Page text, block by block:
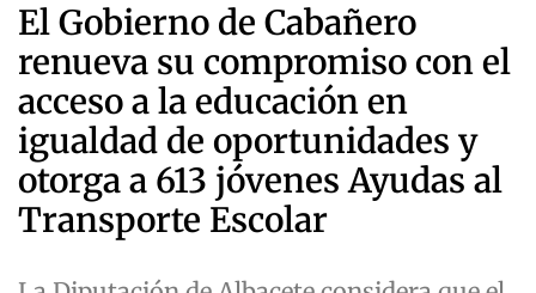
El Gobierno de Cabañero
renueva su compromiso con el
acceso a la educación en
igualdad de oportunidades y
otorga a 613 jóvenes Ayudas al
Transporte Escolar